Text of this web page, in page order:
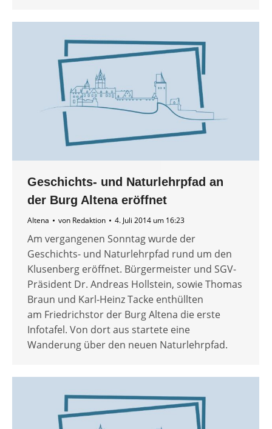
Geschichts- und Naturlehrpfad an
der Burg Altena eröffnet
Altena von Redaktion 4. Juli 2014 um 16:23
Am vergangenen Sonntag wurde der
Geschichts- und Naturlehrpfad rund um den
Klusenberg eröffnet. Bürgermeister und SGV-
Präsident Dr. Andreas Hollstein, sowie Thomas
Braun und Karl-Heinz Tacke enthüllten
am Friedrichstor der Burg Altena die erste
Infotafel. Von dort aus startete eine
Wanderung über den neuen Naturlehrpfad.